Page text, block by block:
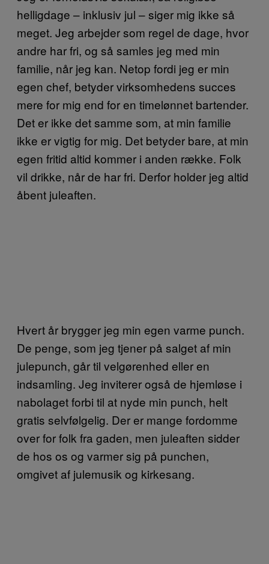
helligdage – inklusiv jul – siger mig ikke så
meget. Jeg arbejder som regel de dage, hvor
andre har fri, og så samles jeg med min
familie, når jeg kan. Netop fordi jeg er min
egen chef, betyder virksomhedens succes
mere for mig end for en timelønnet bartender.
Det er ikke det samme som, at min familie
ikke er vigtig for mig. Det betyder bare, at min
egen fritid altid kommer i anden række. Folk
vil drikke, når de har fri. Derfor holder jeg altid
åbent juleaften.
Hvert år brygger jeg min egen varme punch.
De penge, som jeg tjener på salget af min
julepunch, går til velgørenhed eller en
indsamling. Jeg inviterer også de hjemløse i
nabolaget forbi til at nyde min punch, helt
gratis selvfølgelig. Der er mange fordomme
over for folk fra gaden, men juleaften sidder
de hos os og varmer sig på punchen,
omgivet af julemusik og kirkesang.